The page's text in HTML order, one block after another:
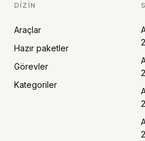
DIZIN
Araçlar
Hazır paketler
Görevler
Kategoriler